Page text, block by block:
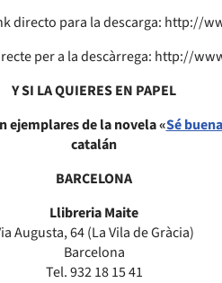
directo para la descarga: http://
per a la descàrrega: http://
Y SI LA QUIERES EN PAPEL
ejemplares de la novela «Sé buena
catalán
BARCELONA
Llibreria Maite
Augusta, 64 (La Vila de Gràcia)
Barcelona
Tel. 932 18 15 41